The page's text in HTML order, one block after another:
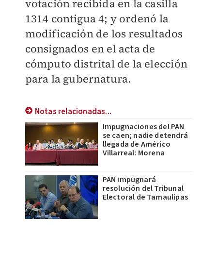
votación recibida en la casilla
1314 contigua 4; y ordenó la
modificación de los resultados
consignados en el acta de
cómputo distrital de la elección
para la gubernatura.
Notas relacionadas...
Impugnaciones del PAN
se caen; nadie detendrá
llegada de Américo
Villarreal: Morena
PAN impugnará
resolución del Tribunal
Electoral de Tamaulipas